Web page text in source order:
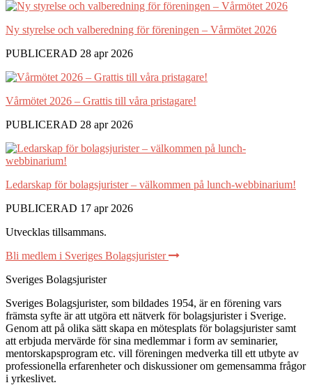
Ny styrelse och valberedning för föreningen – Vårmötet 2026
PUBLICERAD 28 apr 2026
Vårmötet 2026 – Grattis till våra pristagare!
PUBLICERAD 28 apr 2026
Ledarskap för bolagsjurister – välkommen på lunch-webbinarium!
PUBLICERAD 17 apr 2026
Utvecklas tillsammans.
Bli medlem i Sveriges Bolagsjurister
Sveriges Bolagsjurister
Sveriges Bolagsjurister, som bildades 1954, är en förening vars
främsta syfte är att utgöra ett nätverk för bolagsjurister i Sverige.
Genom att på olika sätt skapa en mötesplats för bolagsjurister samt
att erbjuda mervärde för sina medlemmar i form av seminarier,
mentorskapsprogram etc. vill föreningen medverka till ett utbyte av
professionella erfarenheter och diskussioner om gemensamma frågor
i yrkeslivet.